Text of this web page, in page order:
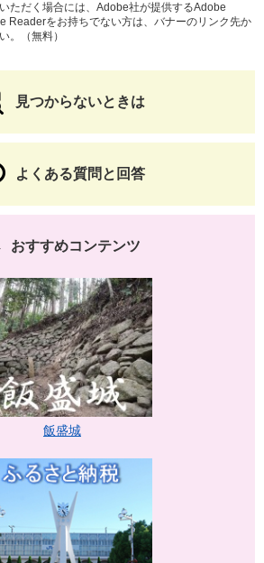
ただく場合には、Adobe社が提供するAdobe
Readerをお持ちでない方は、バナーのリンク先か
。（無料）
見つからないときは
よくある質問と回答
おすすめコンテンツ
飯盛城